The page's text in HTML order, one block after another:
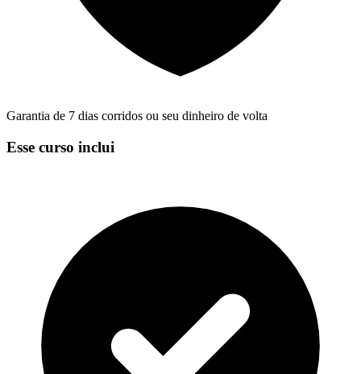
Garantia de 7 dias corridos ou seu dinheiro de volta
Esse curso inclui